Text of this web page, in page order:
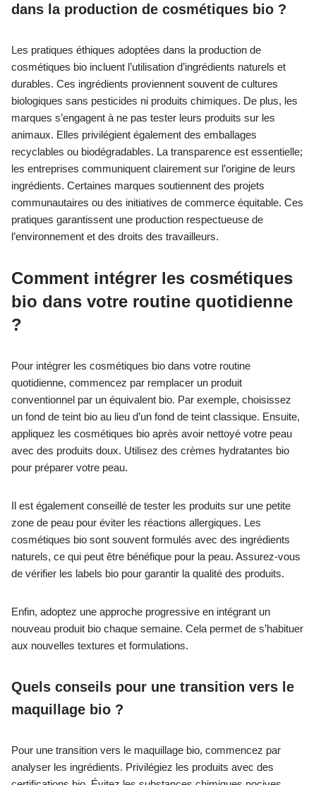
dans la production de cosmétiques bio ?
Les pratiques éthiques adoptées dans la production de
cosmétiques bio incluent l’utilisation d’ingrédients naturels et
durables. Ces ingrédients proviennent souvent de cultures
biologiques sans pesticides ni produits chimiques. De plus, les
marques s’engagent à ne pas tester leurs produits sur les
animaux. Elles privilégient également des emballages
recyclables ou biodégradables. La transparence est essentielle;
les entreprises communiquent clairement sur l’origine de leurs
ingrédients. Certaines marques soutiennent des projets
communautaires ou des initiatives de commerce équitable. Ces
pratiques garantissent une production respectueuse de
l’environnement et des droits des travailleurs.
Comment intégrer les cosmétiques
bio dans votre routine quotidienne
?
Pour intégrer les cosmétiques bio dans votre routine
quotidienne, commencez par remplacer un produit
conventionnel par un équivalent bio. Par exemple, choisissez
un fond de teint bio au lieu d’un fond de teint classique. Ensuite,
appliquez les cosmétiques bio après avoir nettoyé votre peau
avec des produits doux. Utilisez des crèmes hydratantes bio
pour préparer votre peau.
Il est également conseillé de tester les produits sur une petite
zone de peau pour éviter les réactions allergiques. Les
cosmétiques bio sont souvent formulés avec des ingrédients
naturels, ce qui peut être bénéfique pour la peau. Assurez-vous
de vérifier les labels bio pour garantir la qualité des produits.
Enfin, adoptez une approche progressive en intégrant un
nouveau produit bio chaque semaine. Cela permet de s’habituer
aux nouvelles textures et formulations.
Quels conseils pour une transition vers le
maquillage bio ?
Pour une transition vers le maquillage bio, commencez par
analyser les ingrédients. Privilégiez les produits avec des